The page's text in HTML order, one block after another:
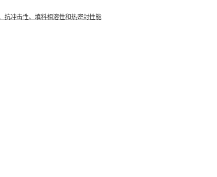
抗冲击性、填料相溶性和热密封性能